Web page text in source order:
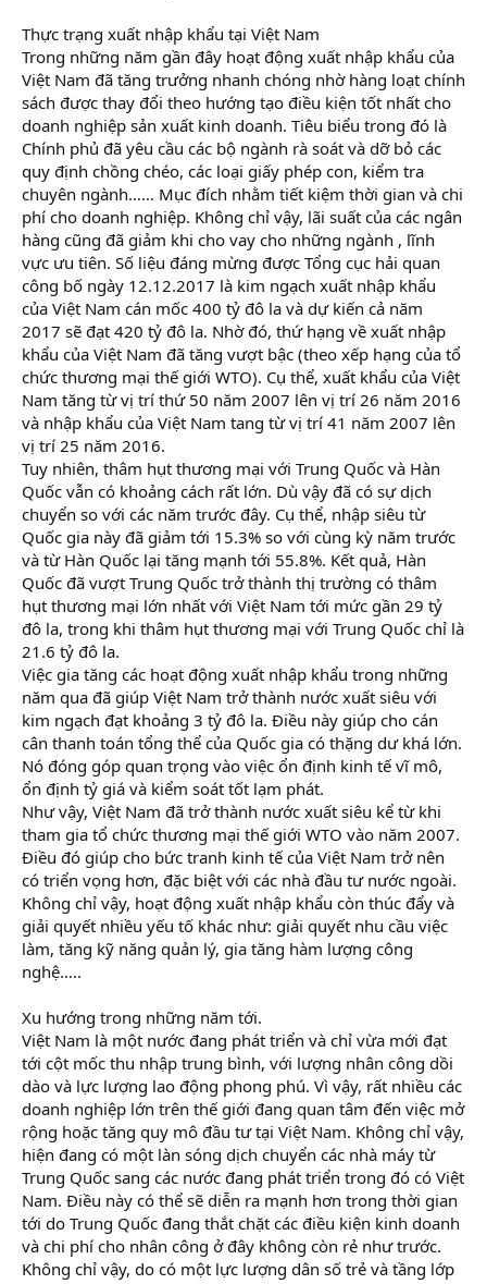
Thực trạng xuất nhập khẩu tại Việt Nam
Trong những năm gần đây hoạt động xuất nhập khẩu của
Việt Nam đã tăng trưởng nhanh chóng nhờ hàng loạt chính
sách được thay đổi theo hướng tạo điều kiện tốt nhất cho
doanh nghiệp sản xuất kinh doanh. Tiêu biểu trong đó là
Chính phủ đã yêu cầu các bộ ngành rà soát và dỡ bỏ các
quy định chồng chéo, các loại giấy phép con, kiểm tra
chuyên ngành…… Mục đích nhằm tiết kiệm thời gian và chi
phí cho doanh nghiệp. Không chỉ vậy, lãi suất của các ngân
hàng cũng đã giảm khi cho vay cho những ngành , lĩnh
vực ưu tiên. Số liệu đáng mừng được Tổng cục hải quan
công bố ngày 12.12.2017 là kim ngạch xuất nhập khẩu
của Việt Nam cán mốc 400 tỷ đô la và dự kiến cả năm
2017 sẽ đạt 420 tỷ đô la. Nhờ đó, thứ hạng về xuất nhập
khẩu của Việt Nam đã tăng vượt bậc (theo xếp hạng của tổ
chức thương mại thế giới WTO). Cụ thể, xuất khẩu của Việt
Nam tăng từ vị trí thứ 50 năm 2007 lên vị trí 26 năm 2016
và nhập khẩu của Việt Nam tang từ vị trí 41 năm 2007 lên
vị trí 25 năm 2016.
Tuy nhiên, thâm hụt thương mại với Trung Quốc và Hàn
Quốc vẫn có khoảng cách rất lớn. Dù vậy đã có sự dịch
chuyển so với các năm trước đây. Cụ thể, nhập siêu từ
Quốc gia này đã giảm tới 15.3% so với cùng kỳ năm trước
và từ Hàn Quốc lại tăng mạnh tới 55.8%. Kết quả, Hàn
Quốc đã vượt Trung Quốc trở thành thị trường có thâm
hụt thương mại lớn nhất với Việt Nam tới mức gần 29 tỷ
đô la, trong khi thâm hụt thương mại với Trung Quốc chỉ là
21.6 tỷ đô la.
Việc gia tăng các hoạt động xuất nhập khẩu trong những
năm qua đã giúp Việt Nam trở thành nước xuất siêu với
kim ngạch đạt khoảng 3 tỷ đô la. Điều này giúp cho cán
cân thanh toán tổng thể của Quốc gia có thặng dư khá lớn.
Nó đóng góp quan trọng vào việc ổn định kinh tế vĩ mô,
ổn định tỷ giá và kiểm soát tốt lạm phát.
Như vậy, Việt Nam đã trở thành nước xuất siêu kể từ khi
tham gia tổ chức thương mại thế giới WTO vào năm 2007.
Điều đó giúp cho bức tranh kinh tế của Việt Nam trở nên
có triển vọng hơn, đặc biệt với các nhà đầu tư nước ngoài.
Không chỉ vậy, hoạt động xuất nhập khẩu còn thúc đẩy và
giải quyết nhiều yếu tố khác như: giải quyết nhu cầu việc
làm, tăng kỹ năng quản lý, gia tăng hàm lượng công
nghệ…..
Xu hướng trong những năm tới.
Việt Nam là một nước đang phát triển và chỉ vừa mới đạt
tới cột mốc thu nhập trung bình, với lượng nhân công dồi
dào và lực lượng lao động phong phú. Vì vậy, rất nhiều các
doanh nghiệp lớn trên thế giới đang quan tâm đến việc mở
rộng hoặc tăng quy mô đầu tư tại Việt Nam. Không chỉ vậy,
hiện đang có một làn sóng dịch chuyển các nhà máy từ
Trung Quốc sang các nước đang phát triển trong đó có Việt
Nam. Điều này có thể sẽ diễn ra mạnh hơn trong thời gian
tới do Trung Quốc đang thắt chặt các điều kiện kinh doanh
và chi phí cho nhân công ở đây không còn rẻ như trước.
Không chỉ vậy, do có một lực lượng dân số trẻ và tầng lớp